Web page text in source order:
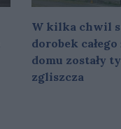
W kilka chwil
dorobek całego
domu zostały
zgliszcza